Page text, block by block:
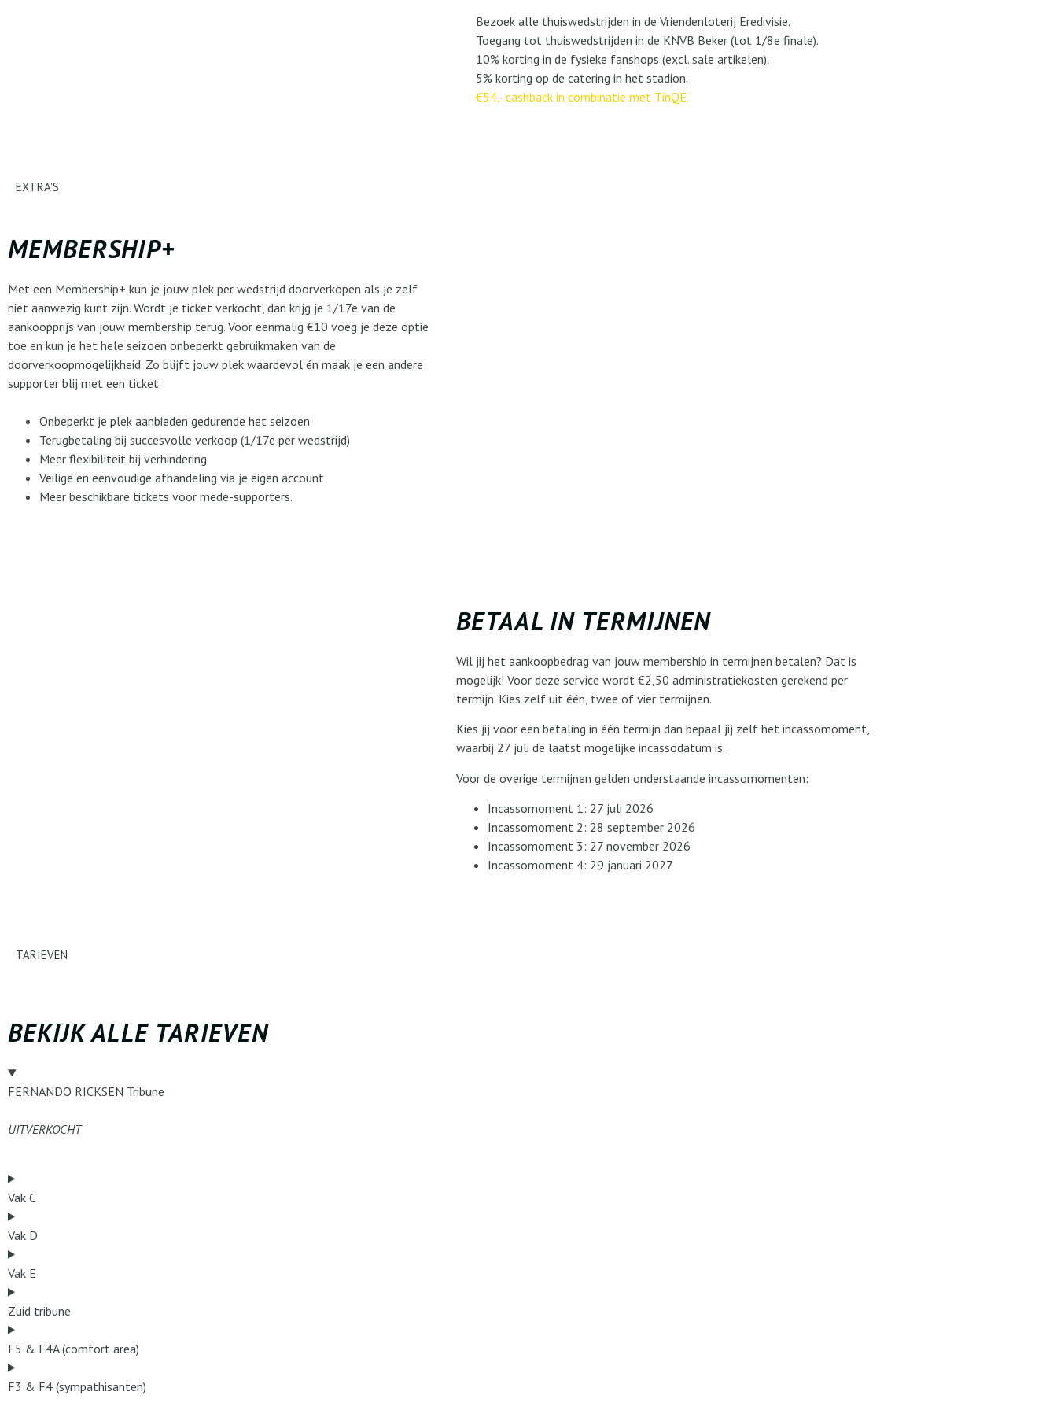
Bezoek alle thuiswedstrijden in de Vriendenloterij Eredivisie.
Toegang tot thuiswedstrijden in de KNVB Beker (tot 1/8e finale).
10% korting in de fysieke fanshops (excl. sale artikelen).
5% korting op de catering in het stadion.
€54,- cashback in combinatie met TinQE.
EXTRA'S
MEMBERSHIP+
Met een Membership+ kun je jouw plek per wedstrijd doorverkopen als je zelf
niet aanwezig kunt zijn. Wordt je ticket verkocht, dan krijg je 1/17e van de
aankoopprijs van jouw membership terug. Voor eenmalig €10 voeg je deze optie
toe en kun je het hele seizoen onbeperkt gebruikmaken van de
doorverkoopmogelijkheid. Zo blijft jouw plek waardevol én maak je een andere
supporter blij met een ticket.
Onbeperkt je plek aanbieden gedurende het seizoen
Terugbetaling bij succesvolle verkoop (1/17e per wedstrijd)
Meer flexibiliteit bij verhindering
Veilige en eenvoudige afhandeling via je eigen account
Meer beschikbare tickets voor mede-supporters.
BETAAL IN TERMIJNEN
Wil jij het aankoopbedrag van jouw membership in termijnen betalen? Dat is
mogelijk! Voor deze service wordt €2,50 administratiekosten gerekend per
termijn. Kies zelf uit één, twee of vier termijnen.
Kies jij voor een betaling in één termijn dan bepaal jij zelf het incassomoment,
waarbij 27 juli de laatst mogelijke incassodatum is.
Voor de overige termijnen gelden onderstaande incassomomenten:
Incassomoment 1: 27 juli 2026
Incassomoment 2: 28 september 2026
Incassomoment 3: 27 november 2026
Incassomoment 4: 29 januari 2027
TARIEVEN
BEKIJK ALLE TARIEVEN
FERNANDO RICKSEN Tribune
UITVERKOCHT
Vak C
Vak D
Vak E
Zuid tribune
F5 & F4A (comfort area)
F3 & F4 (sympathisanten)